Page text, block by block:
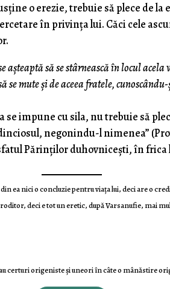
o erezie, trebuie să plece de
în privinţa lui. Căci cele
să se stârnească în locul acela
mute şi de aceea fratele,
se impune cu sila, nu trebuie să
negonindu-l nime­nea”
Părinţilor duhovniceşti, în
ea nici o concluzie pentru viaţa lui, deci are o
deci e tot un eretic, după Varsanufie, mai
certuri origeniste şi uneori în câte o mânăstire